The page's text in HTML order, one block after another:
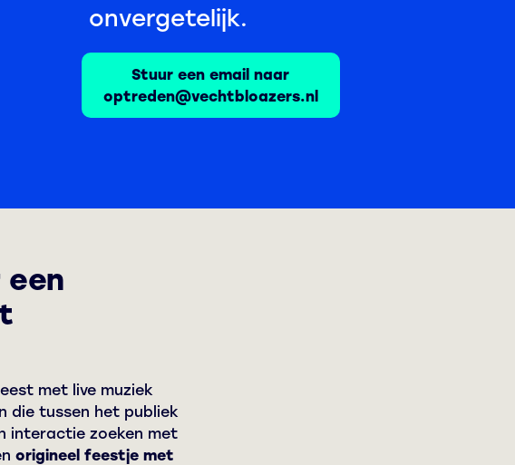
onvergetelijk.
Stuur een email naar
optreden@vechtbloazers.nl
een
met live muziek
die tussen het publiek
interactie zoeken met
origineel feestje met